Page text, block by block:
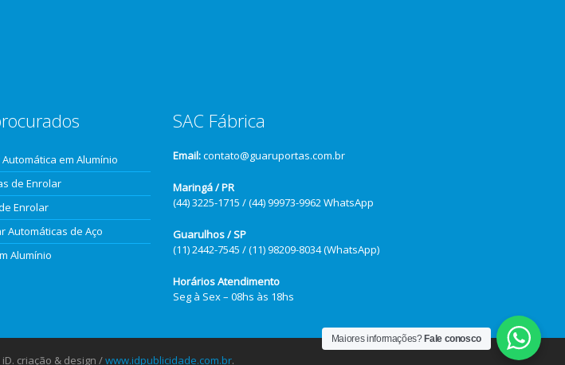
em Alumínio
de Enrolar
Enrolar
Automáticas de Aço
Alumínio
SAC Fábrica
Email:contato@guaruportas.com.br
Maringá / PR
(44) 3225-1715 / (44) 99973-9962 WhatsApp
Guarulhos / SP
(11) 2442-7545 / (11) 98209-8034 (WhatsApp)
Horários Atendimento
Seg à Sex – 08hs às 18hs
criação & design /www.idpublicidade.com.br.
Maiores informações? Fale conosco